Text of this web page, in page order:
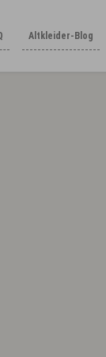
Altkleider-Blog